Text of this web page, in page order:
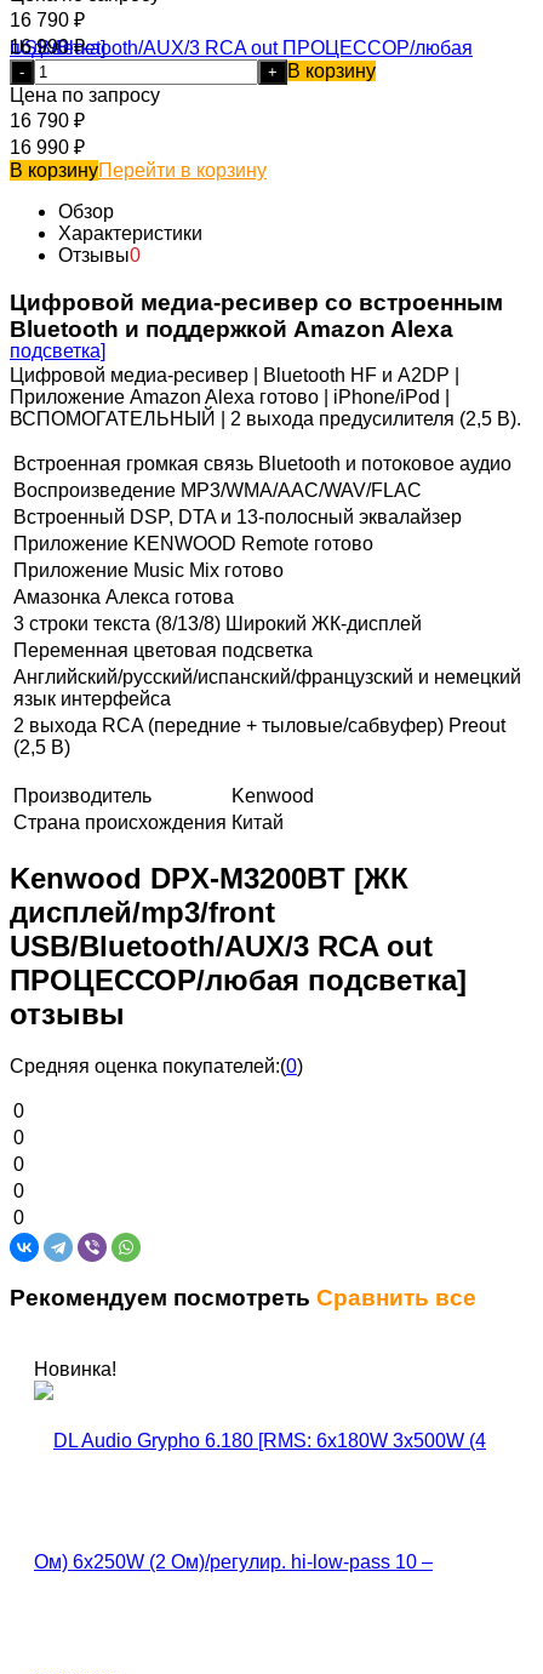
16 790 ₽
16 990₽
- +
В корзину
Цена по запросу
16 790 ₽
16 990 ₽
В корзинуПерейти в корзину
Обзор
Характеристики
Отзывы0
Цифровой медиа-ресивер со встроенным
Bluetooth и поддержкой Amazon Alexa
Цифровой медиа-ресивер | Bluetooth HF и A2DP |
Приложение Amazon Alexa готово | iPhone/iPod |
ВСПОМОГАТЕЛЬНЫЙ | 2 выхода предусилителя (2,5 В).
Встроенная громкая связь Bluetooth и потоковое аудио
Воспроизведение MP3/WMA/AAC/WAV/FLAC
Встроенный DSP, DTA и 13-полосный эквалайзер
Приложение KENWOOD Remote готово
Приложение Music Mix готово
Амазонка Алекса готова
3 строки текста (8/13/8) Широкий ЖК-дисплей
Переменная цветовая подсветка
Английский/русский/испанский/французский и немецкий
язык интерфейса
2 выхода RCA (передние + тыловые/сабвуфер) Preout
(2,5 В)
Производитель
Kenwood
Страна происхождения Китай
Kenwood DPX-M3200BT [ЖК
дисплей/mp3/front
USB/Bluetooth/AUX/3 RCA out
ПРОЦЕССОР/любая подсветка]
отзывы
Средняя оценка покупателей:(0)
0
0
0
0
0
Рекомендуем посмотреть Сравнить все
Новинка!